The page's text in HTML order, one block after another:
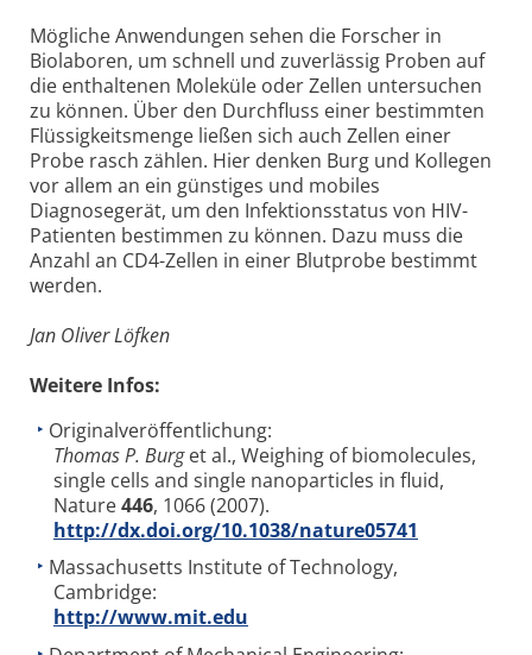
Mögliche Anwendungen sehen die Forscher in
Biolaboren, um schnell und zuverlässig Proben auf
die enthaltenen Moleküle oder Zellen untersuchen
zu können. Über den Durchfluss einer bestimmten
Flüssigkeitsmenge ließen sich auch Zellen einer
Probe rasch zählen. Hier denken Burg und Kollegen
vor allem an ein günstiges und mobiles
Diagnosegerät, um den Infektionsstatus von HIV-
Patienten bestimmen zu können. Dazu muss die
Anzahl an CD4-Zellen in einer Blutprobe bestimmt
werden.
Jan Oliver Löfken
Weitere Infos:
Originalveröffentlichung:
Thomas P. Burget al., Weighing of biomolecules,
single cells and single nanoparticles in fluid,
Nature446, 1066 (2007).
http://dx.doi.org/10.1038/nature05741
Massachusetts Institute of Technology,
Cambridge:
http://www.mit.edu